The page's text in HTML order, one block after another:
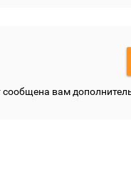
сообщена вам